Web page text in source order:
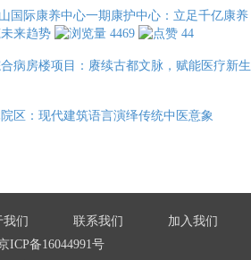
国际康养中心一期康护中心：立足千亿康养
来趋势
4469 44
病房楼项目：赓续古都文脉，赋能医疗新生
区：现代建筑语言演绎传统中医意象
我们 联系我们
加入我们
ICP备16044991号